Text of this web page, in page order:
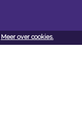
Meer over cookies.